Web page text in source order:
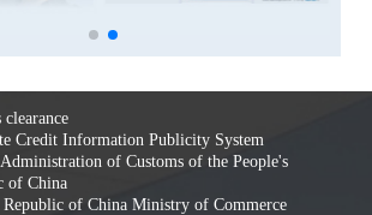
clearance
Credit Information Publicity System
of Customs of the People's
of China
Republic of China Ministry of Commerce